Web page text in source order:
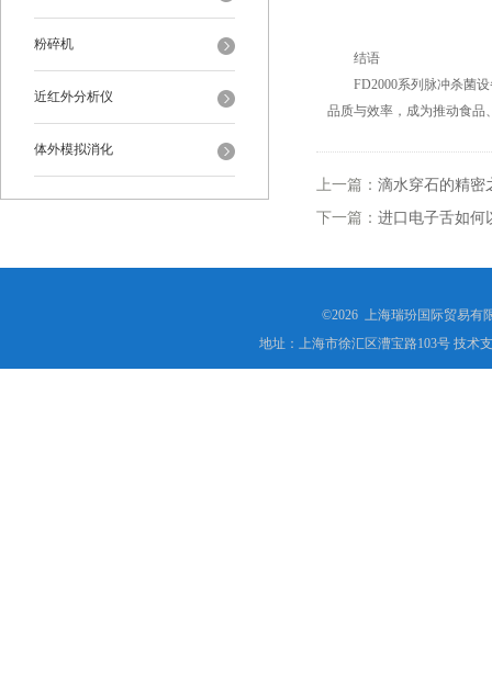
粉碎机
近红外分析仪
体外模拟消化
结语
FD2000系列脉冲杀菌设
品质与效率，成为推动食品
上一篇： 滴水穿石的精密
下一篇： 进口电子舌如何
©2026 上海瑞玢国际贸易有
地址：上海市徐汇区漕宝路103号 技术